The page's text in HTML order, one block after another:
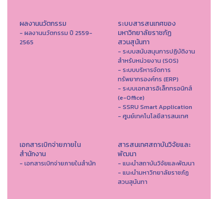
ผลงานนวัตกรรม
- ผลงานนวัตกรรม ปี 2559-
2565
ระบบสารสนเทศของ
มหาวิทยาลัยราชภัฏ
สวนสุนันทา
- ระบบสนับสนุนการปฏิบัติงาน
สำหรับหน่วยงาน (SOS)
- ระบบบริหารจัดการ
ทรัพยากรองค์กร (ERP)
- ระบบเอกสารอิเล็กทรอนิกส์
(e-Office)
- SSRU Smart Application
- ศูนย์เทคโนโลยีสารสนเทศ
เอกสารเบิกจ่ายภายใน
สำนักงาน
- เอกสารเบิกจ่ายภายในสำนัก
สารสนเทศสถาบันวิจัยและ
พัฒนา
- แนะนำสถาบันวิจัยและพัฒนา
- แนะนำมหาวิทยาลัยราชภัฏ
สวนสุนันทา